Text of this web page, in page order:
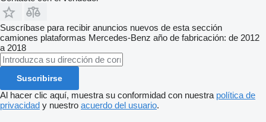
Suscríbase para recibir anuncios nuevos de esta sección
camiones plataformas Mercedes-Benz año de fabricación: de 2012
a 2018
Suscribirse
Al hacer clic aquí, muestra su conformidad con nuestra política de
privacidad y nuestro acuerdo del usuario.